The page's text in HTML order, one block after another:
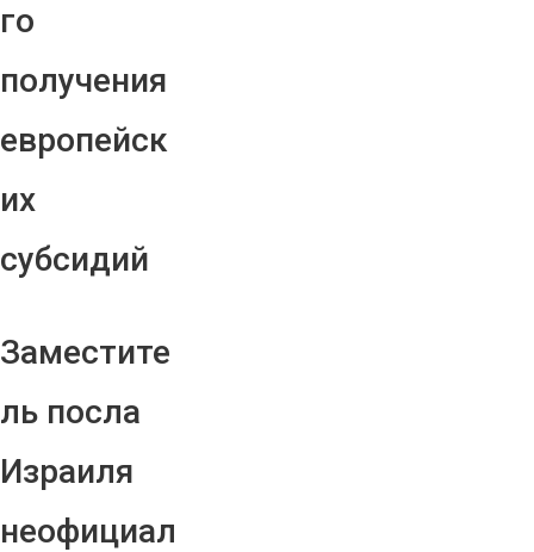
го
получения
европейск
их
субсидий
Заместите
ль посла
Израиля
неофициал